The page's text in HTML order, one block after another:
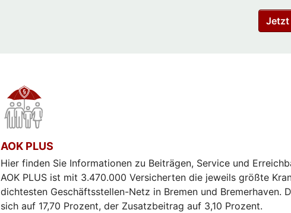
Jetzt
AOK PLUS
Hier finden Sie Informationen zu Beiträgen, Service und
AOK PLUS ist mit 3.470.000 Versicherten die jeweils größte
dichtesten Geschäftsstellen-Netz in Bremen und Bremerhaven.
sich auf 17,70 Prozent, der Zusatzbeitrag auf 3,10 Prozent.